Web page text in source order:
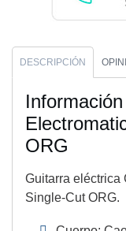
DESCRIPCIÓN
ORG
Guitarra eléctrica
Single-Cut ORG.